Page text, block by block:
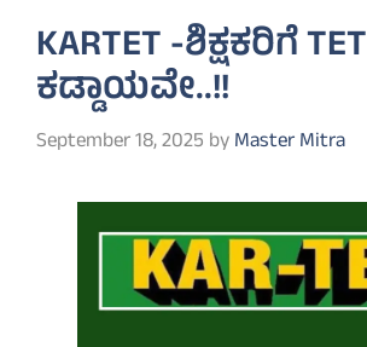
KARTET -ಶಿಕ್ಷಕರಿಗೆ TET
ಕಡ್ಡಾಯವೇ..!!
September 18, 2025 byMaster Mitra